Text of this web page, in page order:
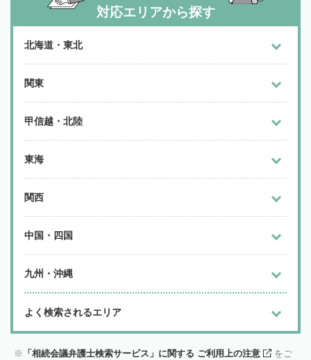
対応エリアから探す
北海道・東北
関東
甲信越・北陸
東海
関西
中国・四国
九州・沖縄
よく検索されるエリア
「相続会議弁護士検索サービス」に関する ご利用上の注意
をご